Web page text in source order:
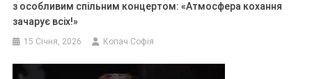
з особливим спільним концертом: «Атмосфера кохання
зачарує всіх!»
15 Січня, 2026 Копач Софія